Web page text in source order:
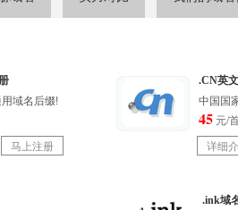
域名后缀!
.CN英
中国国
45 元/
.ink域